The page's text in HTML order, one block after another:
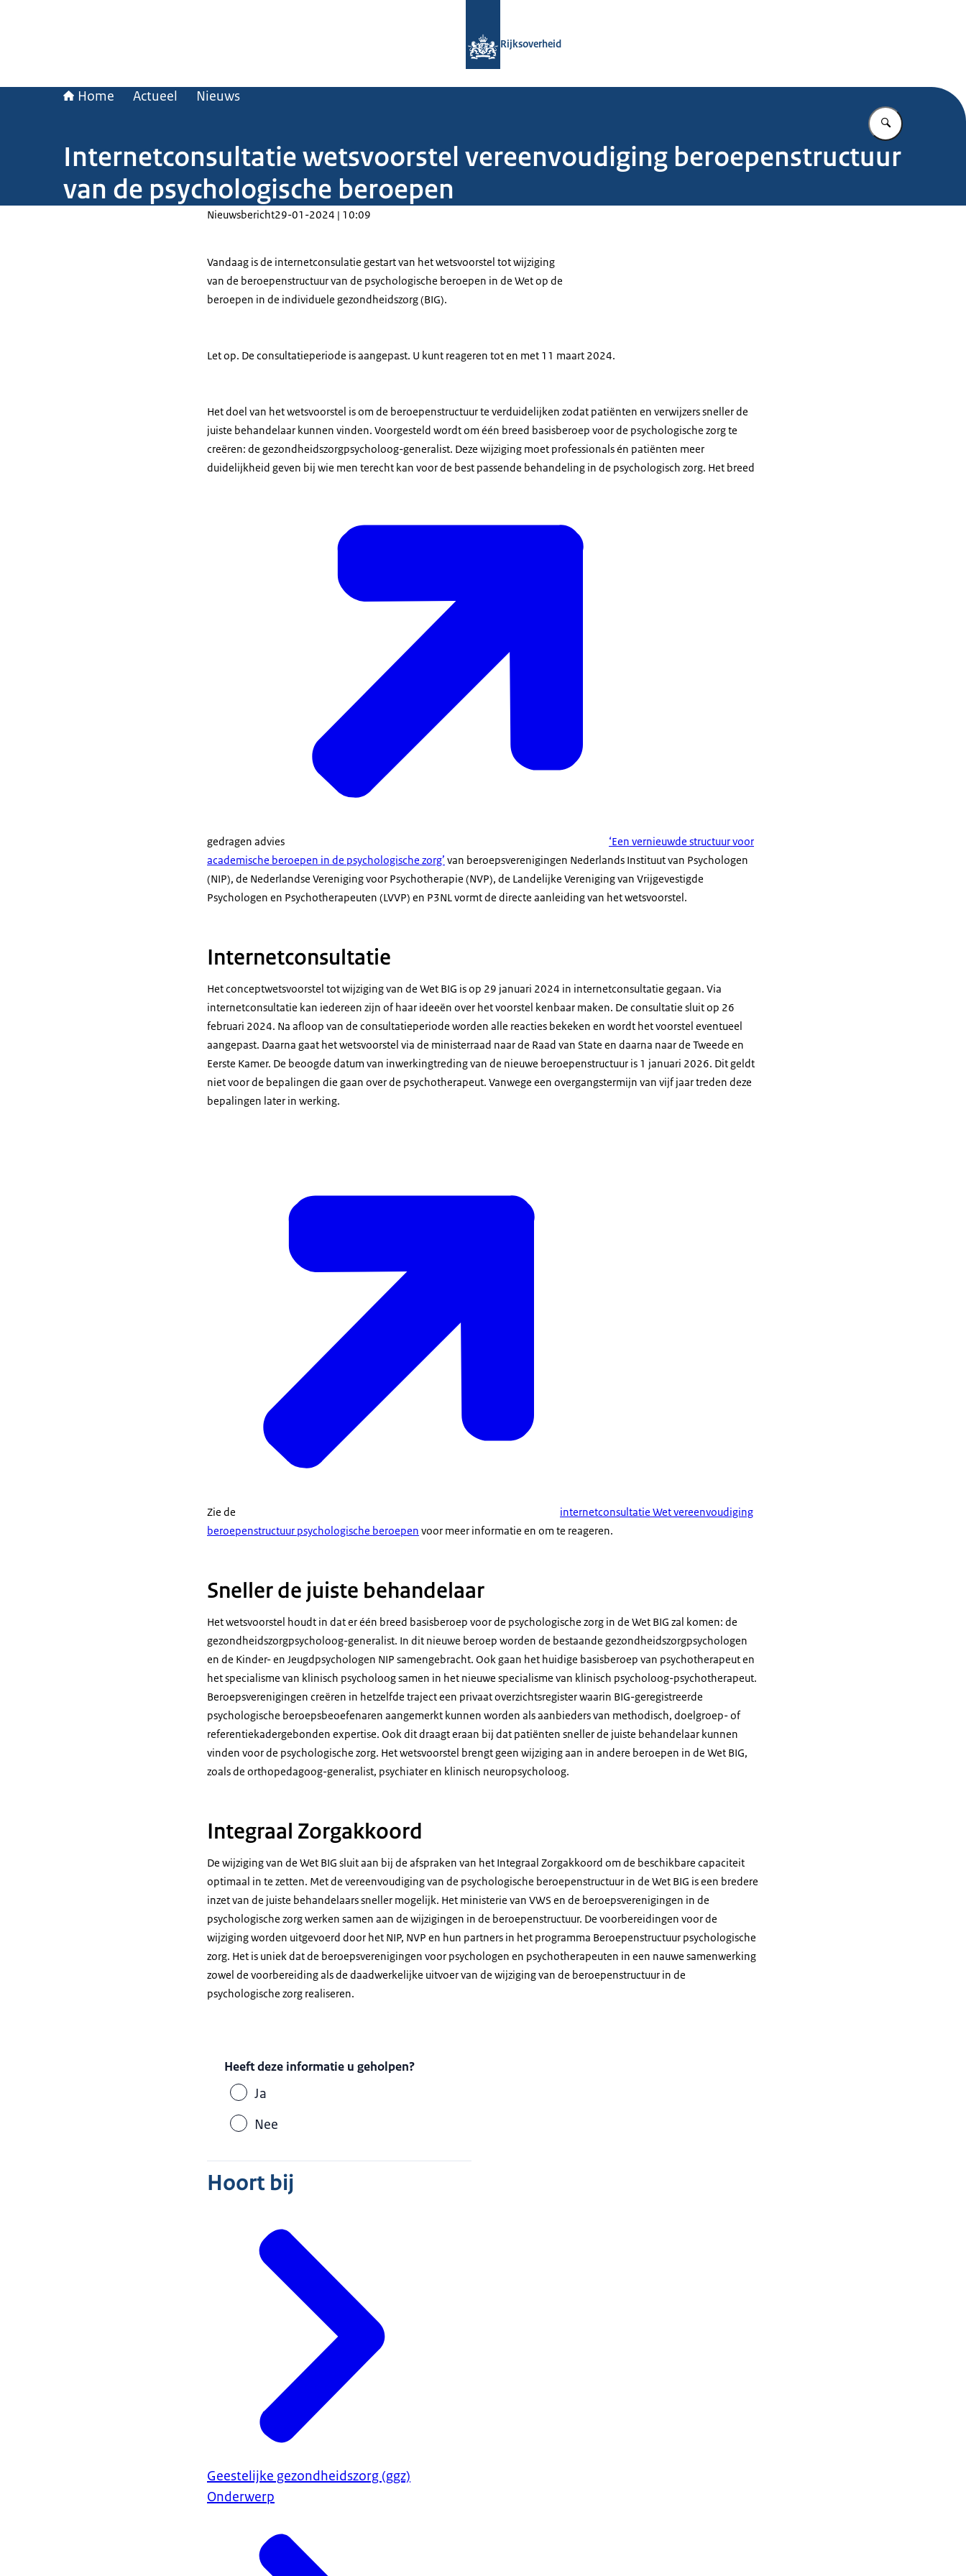
Rijksoverheid
Home Actueel Nieuws
Vul in wat u
Internetconsultatie wetsvoorstel vereenvoudiging beroepenstructuur
van de psychologische beroepen
Nieuwsbericht29-01-2024 | 10:09
Vandaag is de internetconsulatie gestart van het wetsvoorstel tot wijziging
van de beroepenstructuur van de psychologische beroepen in de Wet op de
beroepen in de individuele gezondheidszorg (BIG).
Let op. De consultatieperiode is aangepast. U kunt reageren tot en met 11 maart 2024.
Het doel van het wetsvoorstel is om de beroepenstructuur te verduidelijken zodat patiënten en verwijzers sneller de
juiste behandelaar kunnen vinden. Voorgesteld wordt om één breed basisberoep voor de psychologische zorg te
creëren: de gezondheidszorgpsycholoog-generalist. Deze wijziging moet professionals én patiënten meer
duidelijkheid geven bij wie men terecht kan voor de best passende behandeling in de psychologisch zorg. Het breed
gedragen advies
‘Een vernieuwde structuur voor
academische beroepen in de psychologische zorg’ van beroepsverenigingen Nederlands Instituut van Psychologen
(NIP), de Nederlandse Vereniging voor Psychotherapie (NVP), de Landelijke Vereniging van Vrijgevestigde
Psychologen en Psychotherapeuten (LVVP) en P3NL vormt de directe aanleiding van het wetsvoorstel.
Internetconsultatie
Het conceptwetsvoorstel tot wijziging van de Wet BIG is op 29 januari 2024 in internetconsultatie gegaan. Via
internetconsultatie kan iedereen zijn of haar ideeën over het voorstel kenbaar maken. De consultatie sluit op 26
februari 2024. Na afloop van de consultatieperiode worden alle reacties bekeken en wordt het voorstel eventueel
aangepast. Daarna gaat het wetsvoorstel via de ministerraad naar de Raad van State en daarna naar de Tweede en
Eerste Kamer. De beoogde datum van inwerkingtreding van de nieuwe beroepenstructuur is 1 januari 2026. Dit geldt
niet voor de bepalingen die gaan over de psychotherapeut. Vanwege een overgangstermijn van vijf jaar treden deze
bepalingen later in werking.
Zie de
internetconsultatie Wet vereenvoudiging
beroepenstructuur psychologische beroepen voor meer informatie en om te reageren.
Sneller de juiste behandelaar
Het wetsvoorstel houdt in dat er één breed basisberoep voor de psychologische zorg in de Wet BIG zal komen: de
gezondheidszorgpsycholoog-generalist. In dit nieuwe beroep worden de bestaande gezondheidszorgpsychologen
en de Kinder- en Jeugdpsychologen NIP samengebracht. Ook gaan het huidige basisberoep van psychotherapeut en
het specialisme van klinisch psycholoog samen in het nieuwe specialisme van klinisch psycholoog-psychotherapeut.
Beroepsverenigingen creëren in hetzelfde traject een privaat overzichtsregister waarin BIG-geregistreerde
psychologische beroepsbeoefenaren aangemerkt kunnen worden als aanbieders van methodisch, doelgroep- of
referentiekadergebonden expertise. Ook dit draagt eraan bij dat patiënten sneller de juiste behandelaar kunnen
vinden voor de psychologische zorg. Het wetsvoorstel brengt geen wijziging aan in andere beroepen in de Wet BIG,
zoals de orthopedagoog-generalist, psychiater en klinisch neuropsycholoog.
Integraal Zorgakkoord
De wijziging van de Wet BIG sluit aan bij de afspraken van het Integraal Zorgakkoord om de beschikbare capaciteit
optimaal in te zetten. Met de vereenvoudiging van de psychologische beroepenstructuur in de Wet BIG is een bredere
inzet van de juiste behandelaars sneller mogelijk. Het ministerie van VWS en de beroepsverenigingen in de
psychologische zorg werken samen aan de wijzigingen in de beroepenstructuur. De voorbereidingen voor de
wijziging worden uitgevoerd door het NIP, NVP en hun partners in het programma Beroepenstructuur psychologische
zorg. Het is uniek dat de beroepsverenigingen voor psychologen en psychotherapeuten in een nauwe samenwerking
zowel de voorbereiding als de daadwerkelijke uitvoer van de wijziging van de beroepenstructuur in de
psychologische zorg realiseren.
Heeft deze informatie u geholpen?
Ja
Nee
Hoort bij
Geestelijke gezondheidszorg (ggz)
Onderwerp